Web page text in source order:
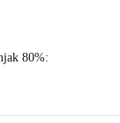
80%: